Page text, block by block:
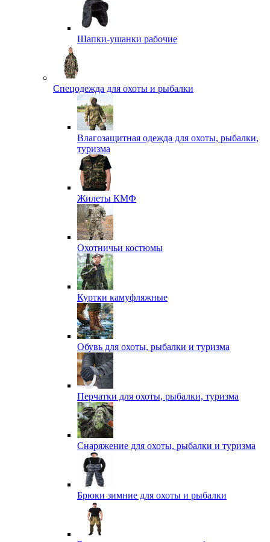
Шапки-ушанки рабочие
Спецодежда для охоты и рыбалки
Влагозащитная одежда для охоты, рыбалки,
туризма
Жилеты КМФ
Охотничьи костюмы
Куртки камуфляжные
Обувь для охоты, рыбалки и туризма
Перчатки для охоты, рыбалки, туризма
Снаряжение для охоты, рыбалки и туризма
Брюки зимние для охоты и рыбалки